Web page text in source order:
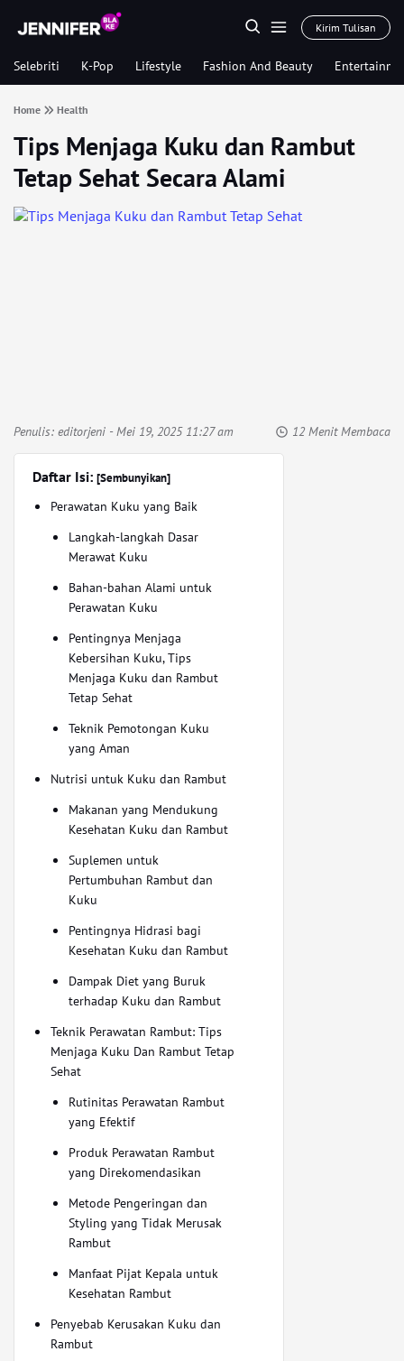
Kirim Tulisan
Selebriti K-Pop Lifestyle Fashion And Beauty
Home Health
Tips Menjaga Kuku dan Rambut
Tetap Sehat Secara Alami
Penulis: editorjeni - Mei 19, 2025 11:27 am 12 Menit Membaca
Daftar Isi: [Sembunyikan]
Perawatan Kuku yang Baik
Langkah-langkah Dasar
Merawat Kuku
Bahan-bahan Alami untuk
Perawatan Kuku
Pentingnya Menjaga
Kebersihan Kuku, Tips
Menjaga Kuku dan Rambut
Tetap Sehat
Teknik Pemotongan Kuku
yang Aman
Nutrisi untuk Kuku dan Rambut
Makanan yang Mendukung
Kesehatan Kuku dan Rambut
Suplemen untuk
Pertumbuhan Rambut dan
Kuku
Pentingnya Hidrasi bagi
Kesehatan Kuku dan Rambut
Dampak Diet yang Buruk
terhadap Kuku dan Rambut
Teknik Perawatan Rambut: Tips
Menjaga Kuku Dan Rambut Tetap
Sehat
Rutinitas Perawatan Rambut
yang Efektif
Produk Perawatan Rambut
yang Direkomendasikan
Metode Pengeringan dan
Styling yang Tidak Merusak
Rambut
Manfaat Pijat Kepala untuk
Kesehatan Rambut
Penyebab Kerusakan Kuku dan
Rambut